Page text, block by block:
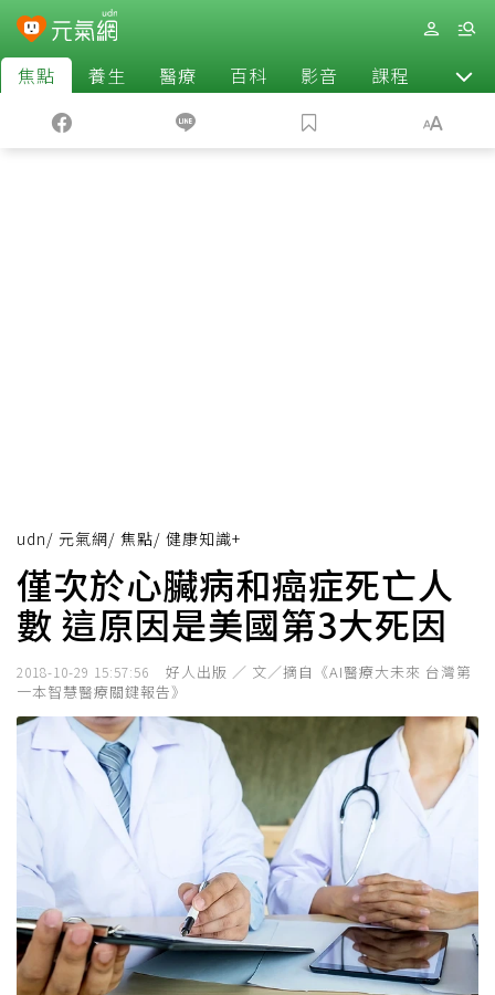
焦點 養生 醫療 百科 影音 課程 退休
udn/ 元氣網/ 焦點/ 健康知識+
僅次於心臟病和癌症死亡人
數 這原因是美國第3大死因
2018-10-29 15:57:56
好人出版 ／ 文／摘自《AI醫療大未來 台灣第
一本智慧醫療關鍵報告》